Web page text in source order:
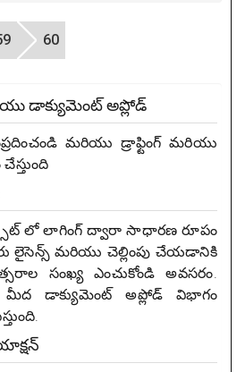
60
డాక్యుమెంట్ అప్లోడ్
మరియు డ్రాఫ్టింగ్ మరియు
లో లాగింగ్ ద్వారా సాధారణ రూపం
లైసెన్స్ మరియు చెల్లింపు చేయడానికి
సంఖ్య ఎంచుకోండి అవసరం.
మీద డాక్యుమెంట్ అప్లోడ్ విభాగం